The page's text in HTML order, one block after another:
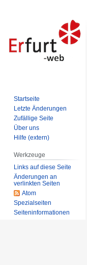
Startseite
Letzte Änderungen
Zufällige Seite
Über uns
Hilfe (extern)
Werkzeuge
Links auf diese Seite
Änderungen an
verlinkten Seiten
Atom
Spezialseiten
Seiten­informationen